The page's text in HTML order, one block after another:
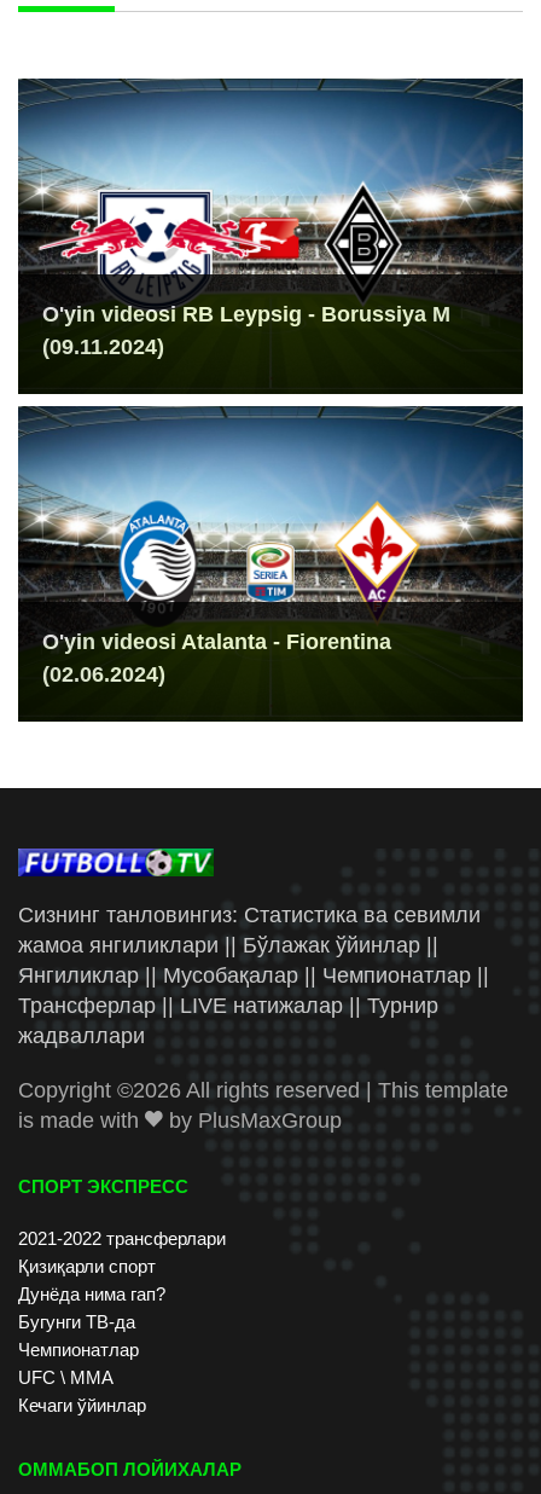
O'yin videosi RB Leypsig - Borussiya M
(09.11.2024)
O'yin videosi Atalanta - Fiorentina
(02.06.2024)
Сизнинг танловингиз: Статистика ва севимли
жамоа янгиликлари || Бўлажак ўйинлар ||
Янгиликлар || Мусобақалар || Чемпионатлар ||
Трансферлар || LIVE натижалар || Турнир
жадваллари
Copyright ©2026 All rights reserved | This template
is made with
by PlusMaxGroup
СПОРТ ЭКСПРЕСС
2021-2022 трансферлари
Қизиқарли спорт
Дунёда нима гап?
Бугунги ТВ-да
Чемпионатлар
UFC \ ММА
Кечаги ўйинлар
ОММАБОП ЛОЙИХАЛАР